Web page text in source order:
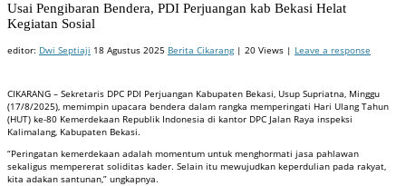
Usai Pengibaran Bendera, PDI Perjuangan kab Bekasi Helat
Kegiatan Sosial
editor: Dwi Septiaji 18 Agustus 2025 Berita Cikarang| 20 Views | Leave a response
CIKARANG – Sekretaris DPC PDI Perjuangan Kabupaten Bekasi, Usup Supriatna, Minggu
(17/8/2025), memimpin upacara bendera dalam rangka memperingati Hari Ulang Tahun
(HUT) ke-80 Kemerdekaan Republik Indonesia di kantor DPC Jalan Raya inspeksi
Kalimalang, Kabupaten Bekasi.
“Peringatan kemerdekaan adalah momentum untuk menghormati jasa pahlawan
sekaligus mempererat soliditas kader. Selain itu mewujudkan keperdulian pada rakyat,
kita adakan santunan,” ungkapnya.